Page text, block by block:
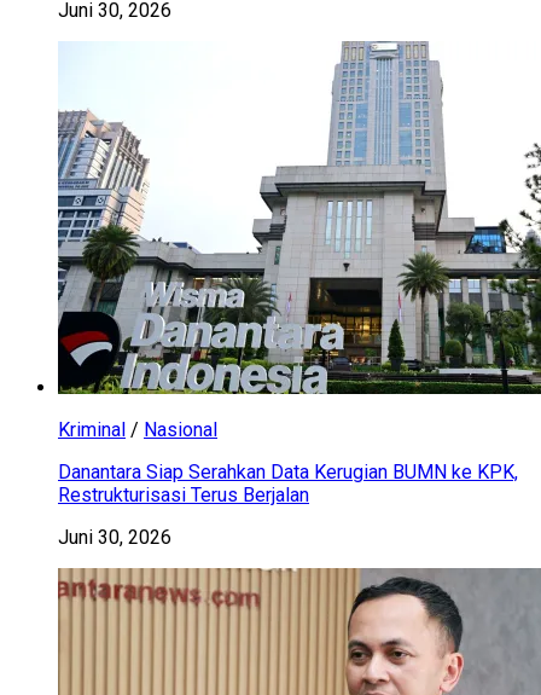
Juni 30, 2026
Kriminal / Nasional
Danantara Siap Serahkan Data Kerugian BUMN ke KPK,
Restrukturisasi Terus Berjalan
Juni 30, 2026